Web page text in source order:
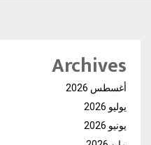
Archives
أغسطس 2026
يوليو 2026
يونيو 2026